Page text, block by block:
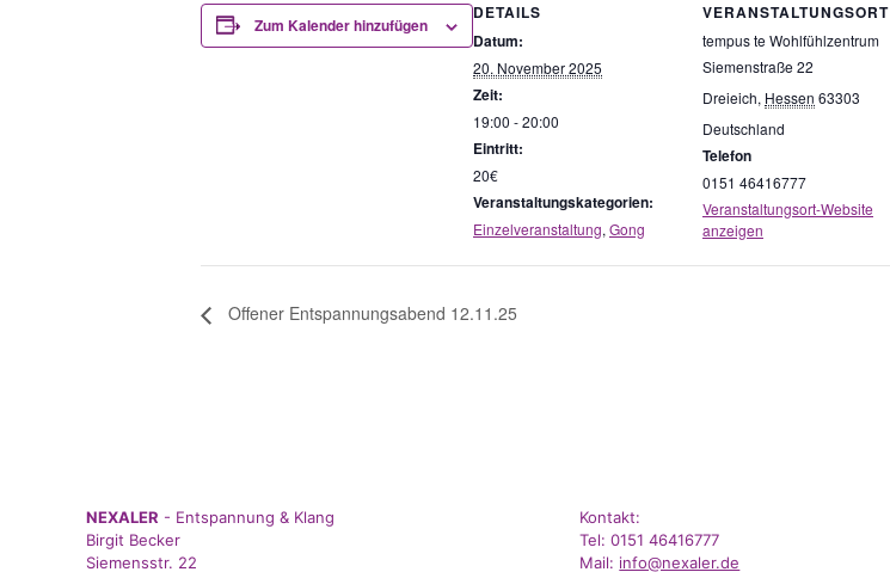
Zum Kalender hinzufügen
DETAILS
Datum:
20. November 2025
Zeit:
19:00 - 20:00
Eintritt:
20€
Veranstaltungskategorien:
Einzelveranstaltung, Gong
VERANSTALTUNGSORT
tempus te Wohlfühlzentrum
Siemenstraße 22
Dreieich, Hessen 63303
Deutschland
Telefon
0151 46416777
Veranstaltungsort-Website
anzeigen
Offener Entspannungsabend 12.11.25
NEXALER - Entspannung & Klang
Birgit Becker
Siemensstr. 22
Kontakt:
Tel: 0151 46416777
Mail: info@nexaler.de